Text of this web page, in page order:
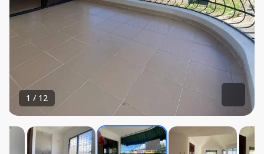
1 / 12